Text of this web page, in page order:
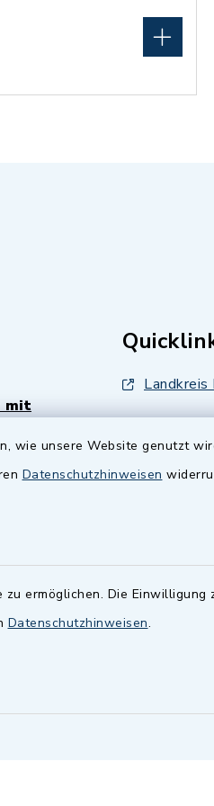
wie unsere Website genutzt
Datenschutzhinweisen
ermöglichen. Die
Datenschutzhinweisen.
mit
.
Landkreis